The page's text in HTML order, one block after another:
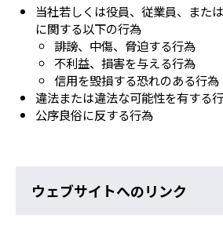
当社若しくは役員、従業員、また
に関する以下の行為
誹謗、中傷、脅迫する行為
不利益、損害を与える行為
信用を毀損する恐れのある行為
違法または違法な可能性を有する
公序良俗に反する行為
ウェブサイトへのリンク